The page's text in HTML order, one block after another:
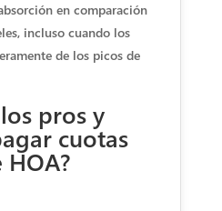
en comparación
incluso cuando los
de los picos de
pros y
cuotas
HOA?